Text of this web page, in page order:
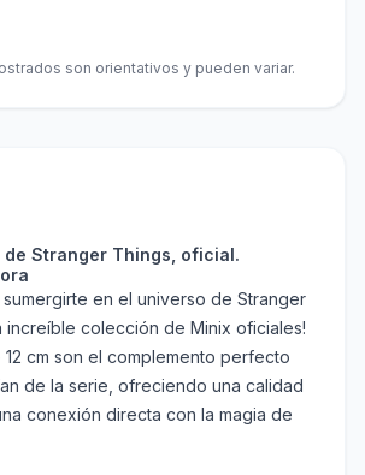
son orientativos y pueden variar.
de Stranger Things, oficial.
sumergirte en el universo de Stranger
increíble colección de Minix oficiales!
12 cm son el complemento perfecto
de la serie, ofreciendo una calidad
conexión directa con la magia de